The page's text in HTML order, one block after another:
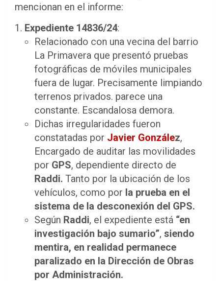
mencionan en el informe:
Expediente 14836/24:
Relacionado con una vecina del barrio
La Primavera que presentó pruebas
fotográficas de móviles municipales
fuera de lugar. Precisamente limpiando
terrenos privados. parece una
constante. Escandalosa demora.
Dichas irregularidades fueron
constatadas por Javier González,
Encargado de auditar las movilidades
por GPS, dependiente directo de
Raddi. Tanto por la ubicación de los
vehículos, como por la prueba en el
sistema de la desconexión del GPS.
Según Raddi, el expediente está “en
investigación bajo sumario”, siendo
mentira, en realidad permanece
paralizado en la Dirección de Obras
por Administración.